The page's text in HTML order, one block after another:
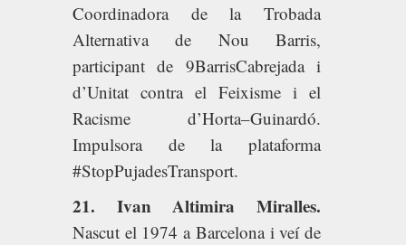
Coordinadora de la Trobada
Alternativa de Nou Barris,
participant de 9BarrisCabrejada i
d’Unitat contra el Feixisme i el
Racisme d’Horta–Guinardó.
Impulsora de la plataforma
#StopPujadesTransport.
21. Ivan Altimira Miralles.
Nascut el 1974 a Barcelona i veí de